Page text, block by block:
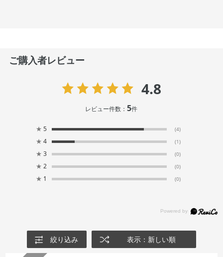
ご購入者レビュー
4.8
レビュー件数：5件
★ 5 (4)
★ 4 (1)
★ 3 (0)
★ 2 (0)
★ 1 (0)
絞り込み 表示：新しい順